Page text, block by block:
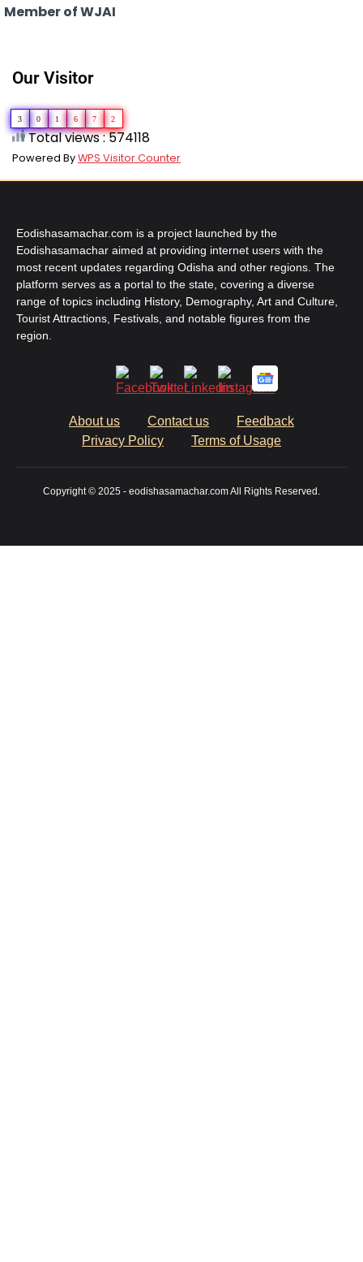
Member of WJAI
Our Visitor
3 0 1 6 7 2
Total views : 574118
Powered ByWPS Visitor Counter
Eodishasamachar.com is a project launched by the
Eodishasamachar aimed at providing internet users with the
most recent updates regarding Odisha and other regions. The
platform serves as a portal to the state, covering a diverse
range of topics including History, Demography, Art and Culture,
Tourist Attractions, Festivals, and notable figures from the
region.
About us Contact us
Feedback
Privacy Policy
Terms of Usage
Copyright © 2025 - eodishasamachar.com All Rights Reserved.